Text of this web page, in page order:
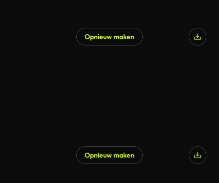
Opnieuw maken
Opnieuw maken